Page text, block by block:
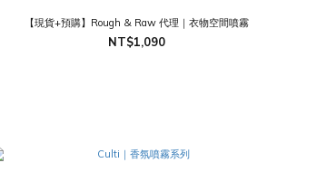
【現貨+預購】Rough & Raw 代理｜衣物空間噴霧
NT$1,090